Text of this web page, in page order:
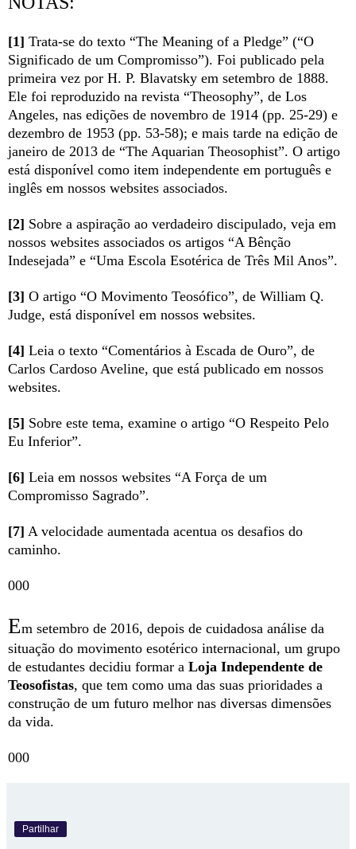
[1] Trata-se do texto “The Meaning of a Pledge” (“O
Significado de um Compromisso”). Foi publicado pela
primeira vez por H. P. Blavatsky em setembro de 1888.
Ele foi reproduzido na revista “Theosophy”, de Los
Angeles, nas edições de novembro de 1914 (pp. 25-29) e
dezembro de 1953 (pp. 53-58); e mais tarde na edição de
janeiro de 2013 de “The Aquarian Theosophist”. O artigo
está disponível como item independente em português e
inglês em nossos websites associados.
[2] Sobre a aspiração ao verdadeiro discipulado, veja em
nossos websites associados os artigos “A Bênção
Indesejada” e “Uma Escola Esotérica de Três Mil Anos”.
[3] O artigo “O Movimento Teosófico”, de William Q.
Judge, está disponível em nossos websites.
[4] Leia o texto “Comentários à Escada de Ouro”, de
Carlos Cardoso Aveline, que está publicado em nossos
websites.
[5] Sobre este tema, examine o artigo “O Respeito Pelo
Eu Inferior”.
[6] Leia em nossos websites “A Força de um
Compromisso Sagrado”.
[7] A velocidade aumentada acentua os desafios do
caminho.
000
Em setembro de 2016, depois de cuidadosa análise da
situação do movimento esotérico internacional, um grupo
de estudantes decidiu formar a Loja Independente de
Teosofistas, que tem como uma das suas prioridades a
construção de um futuro melhor nas diversas dimensões
da vida.
000
Partilhar